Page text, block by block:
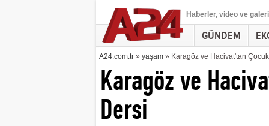
Haberler, video ve
GÜNDEM
A24.com.tr» yaşam» Karagöz ve Hacivat'tan
Karagöz ve
Dersi